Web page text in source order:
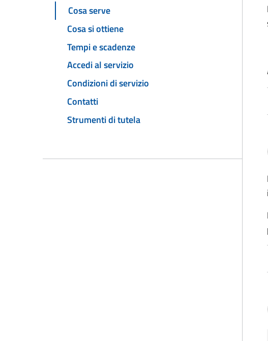
Cosa serve
Cosa si ottiene
Tempi e scadenze
Accedi al servizio
Condizioni di servizio
Contatti
Strumenti di tutela